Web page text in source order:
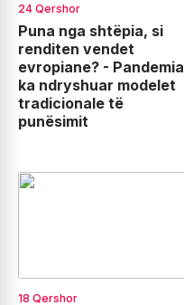
24 Qershor
Puna nga shtëpia, si
renditen vendet
evropiane? - Pandemia
ka ndryshuar modelet
tradicionale të
punësimit
18 Qershor